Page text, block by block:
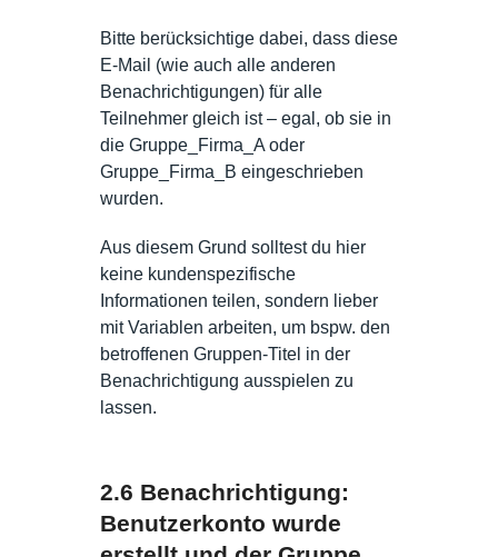
Bitte berücksichtige dabei, dass diese
E-Mail (wie auch alle anderen
Benachrichtigungen) für alle
Teilnehmer gleich ist – egal, ob sie in
die Gruppe_Firma_A oder
Gruppe_Firma_B eingeschrieben
wurden.
Aus diesem Grund solltest du hier
keine kundenspezifische
Informationen teilen, sondern lieber
mit Variablen arbeiten, um bspw. den
betroffenen Gruppen-Titel in der
Benachrichtigung ausspielen zu
lassen.
2.6 Benachrichtigung:
Benutzerkonto wurde